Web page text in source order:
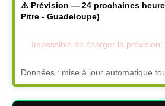
⚠️ Prévision — 24 prochaines
Pitre - Guadeloupe)
Impossible de charger la
Données : mise à jour automatique